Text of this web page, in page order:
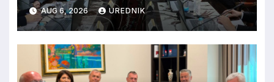
AUG 6, 2026 UREDNIK